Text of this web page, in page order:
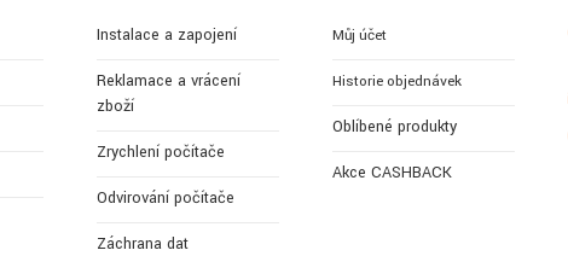
Instalace a zapojení
Reklamace a vrácení
zboží
Zrychlení počítače
Odvirování počítače
Záchrana dat
Můj účet
Historie objednávek
Oblíbené produkty
Akce CASHBACK